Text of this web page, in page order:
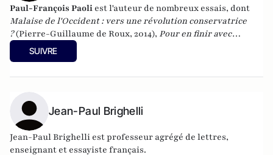
Paul-François Paoli est l'auteur de nombreux essais, dont
Malaise de l'Occident : vers une révolution conservatrice
?(Pierre-Guillaume de Roux, 2014), Pour en finir avec
l'idéologie antiraciste
(2016). En 2023, il a publié
SUIVRE
Jean-Paul Brighelli
Jean-Paul Brighelli est professeur agrégé de lettres,
enseignant et essayiste français.